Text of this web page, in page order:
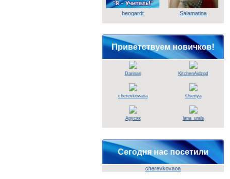
bengardt Salamatina
Приветствуем новичков!
Darinari KitchenAidzqd
cherevkovaoa Osenya
Арусяк lana_urals
Сегодня нас посетили
cherevkovaoa